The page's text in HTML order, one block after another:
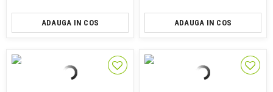
ADAUGA IN COS ADAUGA IN COS